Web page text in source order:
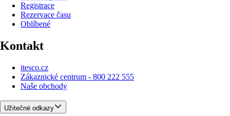
Registrace
Rezervace času
Oblíbené
Kontakt
itesco.cz
Zákaznické centrum - 800 222 555
Naše obchody
Užitečné odkazy